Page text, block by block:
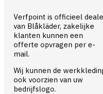
Verfpoint is officieel
van Blåkläder, zakelijke
klanten kunnen een
offerte opvragen per e-
mail.
Wij kunnen de
ook voorzien van uw
bedrijfslogo.